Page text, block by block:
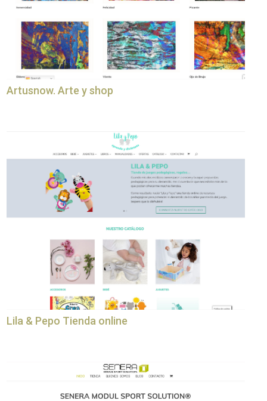
Artusnow. Arte y shop
Lila & Pepo Tienda online